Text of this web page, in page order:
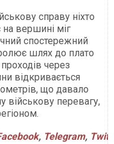
справу ніхто
вершині міг
спостережний
шлях до плато
через
відкривається
що давало
військову перевагу,
, Telegram,